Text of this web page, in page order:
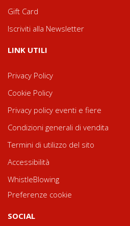
Gift Card
Iscriviti alla Newsletter
LINK UTILI
Privacy Policy
Cookie Policy
Privacy policy eventi e fiere
Condizioni generali di vendita
Termini di utilizzo del sito
Accessibilità
WhistleBlowing
Preferenze cookie
SOCIAL